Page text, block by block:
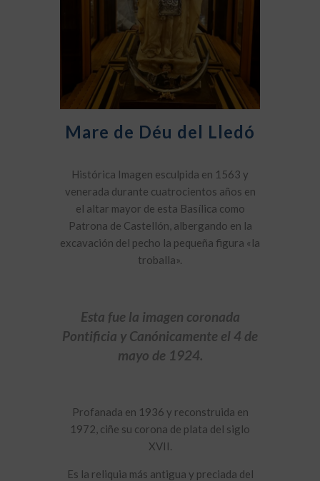
Mare de Déu del Lledó
Histórica Imagen esculpida en 1563 y
venerada durante cuatrocientos años en
el altar mayor de esta Basílica como
Patrona de Castellón, albergando en la
excavación del pecho la pequeña figura «la
troballa».
Esta fue la imagen coronada
Pontificia y Canónicamente el 4 de
mayo de 1924.
Profanada en 1936 y reconstruida en
1972, ciñe su corona de plata del siglo
XVII.
Es la reliquia más antigua y preciada del